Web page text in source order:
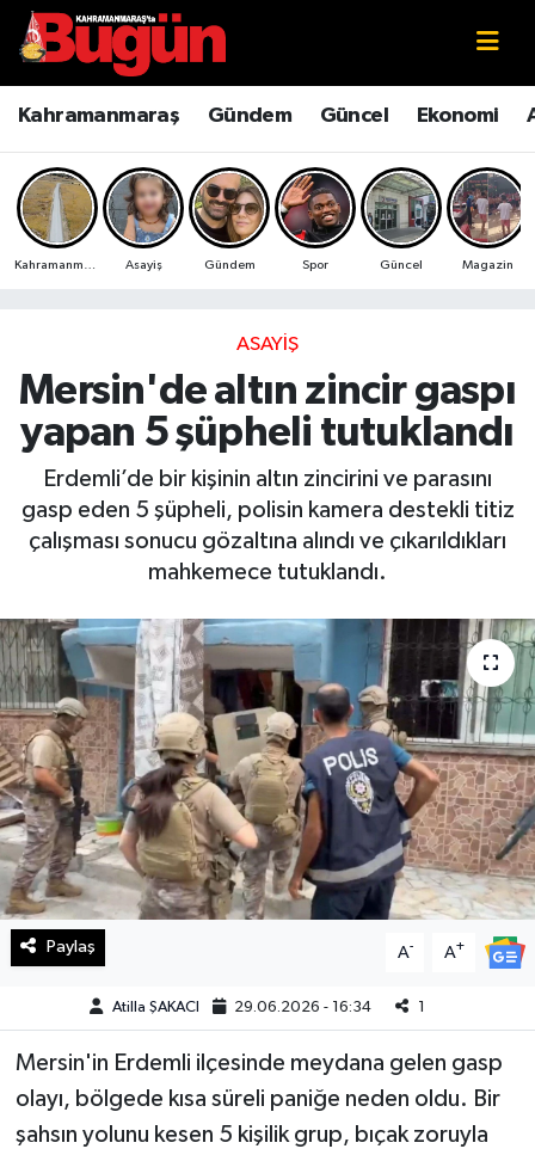
Kahramanmaraş Gündem Güncel Ekonomi
Asayiş Gündem Spor Güncel Magazin
ASAYIŞ
Mersin'de altın zincir gaspı
yapan 5 şüpheli tutuklandı
Erdemli’de bir kişinin altın zincirini ve parasını
gasp eden 5 şüpheli, polisin kamera destekli titiz
çalışması sonucu gözaltına alındı ve çıkarıldıkları
mahkemece tutuklandı.
Paylaş A- A+
Atilla ŞAKACI 29.06.2026 - 16:34 1
Mersin'in Erdemli ilçesinde meydana gelen gasp
olayı, bölgede kısa süreli paniğe neden oldu. Bir
şahsın yolunu kesen 5 kişilik grup, bıçak zoruyla
Kahramanmaraş
Kahramanmaraş Sokak Röportajları
Bilim ve Teknoloji
Çevre
Ekonomi
Genel
Güncel
Haberde İnsan
Kültür Sanat
Magazin
Manşet Altı
Manşetler
Resmi İlan
Sağlık
Spor
SürManşet
Teknoloji
Kahramanmaraş Nöbetçi Eczaneler
Kahramanmaraş Hava Durumu
Kahramanmaraş Namaz Vakitleri
Kahramanmaraş Trafik Yoğunluk Haritası
Süper Lig Puan Durumu ve Fikstür
Tüm Manşetler
Son Dakika Haberleri
Haber Arşivi